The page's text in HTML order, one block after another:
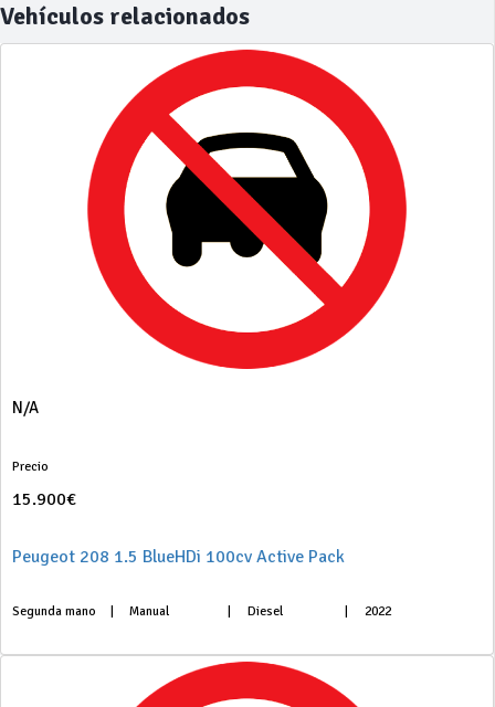
Vehículos relacionados
N/A
Precio
15.900€
Peugeot 208 1.5 BlueHDi 100cv Active Pack
Segunda mano Manual Diesel 2022